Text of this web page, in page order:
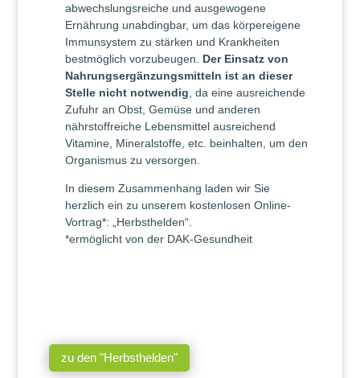
abwechslungsreiche und ausgewogene
Ernährung unabdingbar, um das körpereigene
Immunsystem zu stärken und Krankheiten
bestmöglich vorzubeugen. Der Einsatz von
Nahrungsergänzungsmitteln ist an dieser
Stelle nicht notwendig , da eine ausreichende
Zufuhr an Obst, Gemüse und anderen
nährstoffreiche Lebensmittel ausreichend
Vitamine, Mineralstoffe, etc. beinhalten, um den
Organismus zu versorgen.
In diesem Zusammenhang laden wir Sie
herzlich ein zu unserem kostenlosen Online-
Vortrag*: „Herbsthelden“.
*ermöglicht von der DAK-Gesundheit
zu den "Herbsthelden"